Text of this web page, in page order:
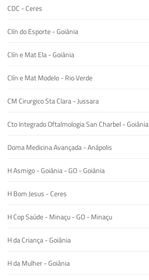
CDC - Ceres
Clín do Esporte - Goiânia
Clín e Mat Ela - Goiânia
Clín e Mat Modelo - Rio Verde
CM Cirurgico Sta Clara - Jussara
Cto Integrado Oftalmologia San Charbel - Goiânia
Doma Medicina Avançada - Anápolis
H Asmigo - Goiânia - GO - Goiânia
H Bom Jesus - Ceres
H Cop Saúde - Minaçu - GO - Minaçu
H da Criança - Goiânia
H da Mulher - Goiânia